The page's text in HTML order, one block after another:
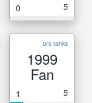
0 5
0/5 ranks
1999
Fan
1 5